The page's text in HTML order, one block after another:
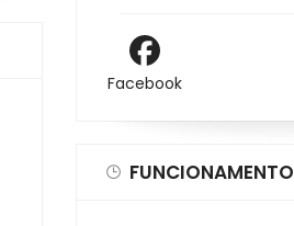
Facebook
FUNCIONAMENTO